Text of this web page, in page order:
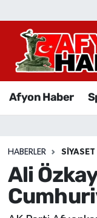
Afyon Haber
HABERLER SIYASET
Ali
Afyon Haber
Sağlık
Eğitim